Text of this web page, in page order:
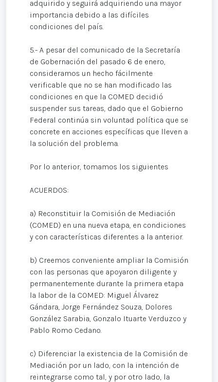
adquirido y seguirá adquiriendo una mayor
importancia debido a las difíciles
condiciones del país.
5.- A pesar del comunicado de la Secretaría
de Gobernación del pasado 6 de enero,
consideramos un hecho fácilmente
verificable que no se han modificado las
condiciones en que la COMED decidió
suspender sus tareas, dado que el Gobierno
Federal continúa sin voluntad política que se
concrete en acciones específicas que lleven a
la solución del problema.
Por lo anterior, tomamos los siguientes
ACUERDOS:
a) Reconstituir la Comisión de Mediación
(COMED) en una nueva etapa, en condiciones
y con características diferentes a la anterior.
b) Creemos conveniente ampliar la Comisión
con las personas que apoyaron diligente y
permanentemente durante la primera etapa
la labor de la COMED: Miguel Álvarez
Gándara, Jorge Fernández Souza, Dolores
González Sarabia, Gonzalo Ituarte Verduzco y
Pablo Romo Cedano.
c) Diferenciar la existencia de la Comisión de
Mediación por un lado, con la intención de
reintegrarse como tal, y por otro lado, la